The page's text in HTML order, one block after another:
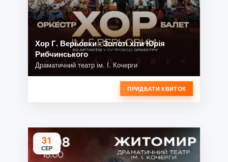
Хор Г. Верьовки - Золоті хіти Юрія
Рибчинського
Драматичний театр ім. І. Кочерги
ПРИДБАТИ КВИТОК
31
СЕР